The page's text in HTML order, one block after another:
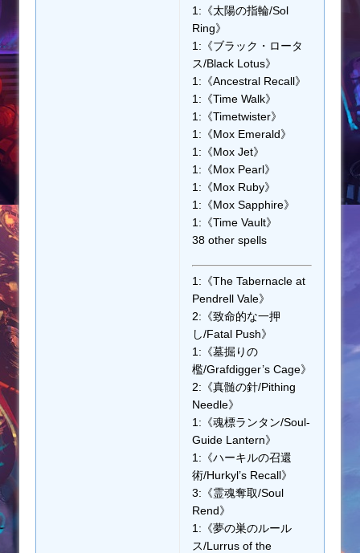
1:《太陽の指輪/Sol
Ring》
1:《ブラック・ロータ
ス/Black Lotus》
1:《Ancestral Recall》
1:《Time Walk》
1:《Timetwister》
1:《Mox Emerald》
1:《Mox Jet》
1:《Mox Pearl》
1:《Mox Ruby》
1:《Mox Sapphire》
1:《Time Vault》
38 other spells
1:《The Tabernacle at
Pendrell Vale》
2:《致命的な一押
し/Fatal Push》
1:《墓掘りの
檻/Grafdigger’s Cage》
2:《真髄の針/Pithing
Needle》
1:《魂標ランタン/Soul-
Guide Lantern》
1:《ハーキルの召還
術/Hurkyl’s Recall》
3:《霊魂奪取/Soul
Rend》
1:《夢の巣のルール
ス/Lurrus of the